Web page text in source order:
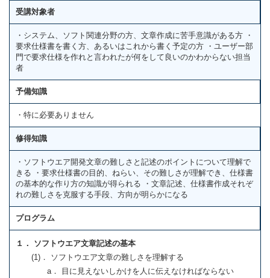
受講対象者
・システム、ソフト関連分野の方、文章作成に苦手意識がある方 ・
要求仕様書を書く方、あるいはこれから書く予定の方 ・ユーザー部
門で要求仕様を作れと言われたが何をして良いのかわからない担当
者
予備知識
・特に必要ありません
修得知識
・ソフトウエア開発文章の難しさと記述のポイントについて理解で
きる ・要求仕様書の目的、ねらい、その難しさが理解でき、仕様書
の基本的な作り方の知識が得られる ・文章記述、仕様書作成それぞ
れの難しさを克服する手段、方向が明らかになる
プログラム
１． ソフトウエア文章記述の基本
(1)． ソフトウエア文章の難しさを理解する
a． 目に見えないしかけを人に伝えなければならない